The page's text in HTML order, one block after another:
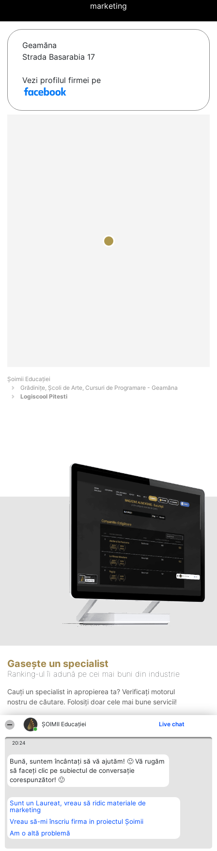
ȘOIMII Educației Live chat
20:24
Bună, suntem încântați să vă ajutăm! 🙂 Vă rugăm
să faceți clic pe subiectul de conversație
corespunzător! 🙂
Sunt un Laureat, vreau să ridic materiale de
marketing
Vreau să-mi înscriu firma in proiectul Șoimii
Am o altă problemă
marketing
Geamăna
Strada Basarabia 17
Vezi profilul firmei pe
Șoimii Educației
Grădinițe, Școli de Arte, Cursuri de Programare - Geamăna
Logiscool Pitesti
Gasește un specialist
Ranking-ul îi adună pe cei mai buni din industrie
Cauți un specialist in apropierea ta? Verificați motorul
nostru de căutare. Folosiți doar cele mai bune servicii!
Organizator Ranking
BRIGHT SOLUTIONS BR SRL
Aleea Timisul De Sus 2 Bl. A30
Sc. A Et. 4 Ap. 13 Cod 061952
București
CUI 36737675
Plebiscyt
Lista Tuturor
Laureaților
Statut
Contact